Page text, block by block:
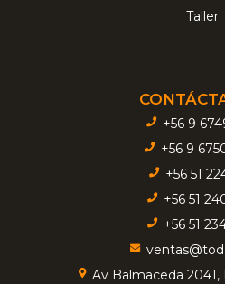
Taller
+56 9
+56 9
+56 51
+56 51
+56 51
Av Balmaceda 2041,